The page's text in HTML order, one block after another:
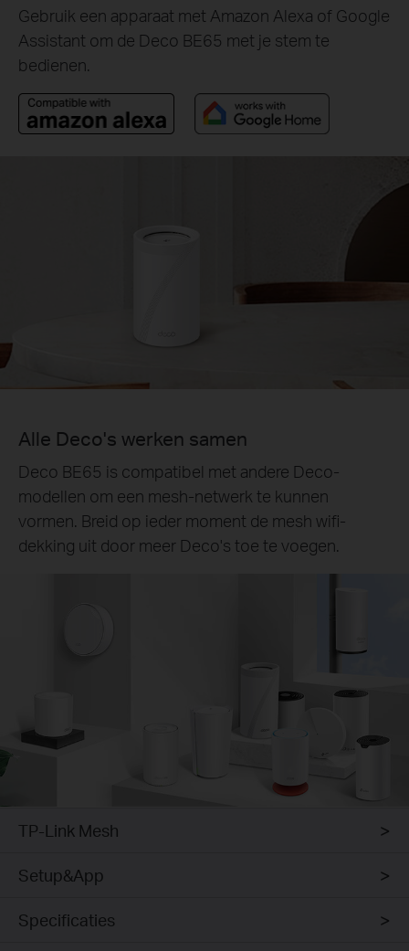
Gebruik een apparaat met Amazon Alexa of Google
Assistant om de Deco BE65 met je stem te
bedienen.
Alle Deco's werken samen
Deco BE65 is compatibel met andere Deco-
modellen om een mesh-netwerk te kunnen
vormen. Breid op ieder moment de mesh wifi-
dekking uit door meer Deco's toe te voegen.
TP-Link Mesh
Setup&App
Specificaties